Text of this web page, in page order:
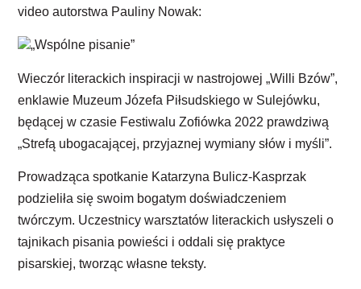
video autorstwa Pauliny Nowak:
„Wspólne pisanie”
Wieczór literackich inspiracji w nastrojowej „Willi Bzów”,
enklawie Muzeum Józefa Piłsudskiego w Sulejówku,
będącej w czasie Festiwalu Zofiówka 2022 prawdziwą
„Strefą ubogacającej, przyjaznej wymiany słów i myśli”.
Prowadząca spotkanie Katarzyna Bulicz-Kasprzak
podzieliła się swoim bogatym doświadczeniem
twórczym. Uczestnicy warsztatów literackich usłyszeli o
tajnikach pisania powieści i oddali się praktyce
pisarskiej, tworząc własne teksty.